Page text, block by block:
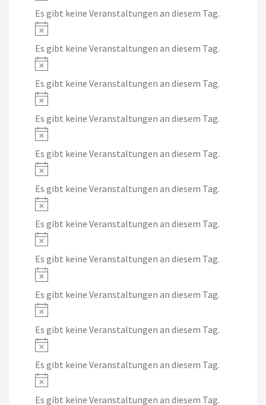
Es gibt keine Veranstaltungen an diesem Tag.
Notice
Es gibt keine Veranstaltungen an diesem Tag.
Notice
Es gibt keine Veranstaltungen an diesem Tag.
Notice
Es gibt keine Veranstaltungen an diesem Tag.
Notice
Es gibt keine Veranstaltungen an diesem Tag.
Notice
Es gibt keine Veranstaltungen an diesem Tag.
Notice
Es gibt keine Veranstaltungen an diesem Tag.
Notice
Es gibt keine Veranstaltungen an diesem Tag.
Notice
Es gibt keine Veranstaltungen an diesem Tag.
Notice
Es gibt keine Veranstaltungen an diesem Tag.
Notice
Es gibt keine Veranstaltungen an diesem Tag.
Notice
Es gibt keine Veranstaltungen an diesem Tag.